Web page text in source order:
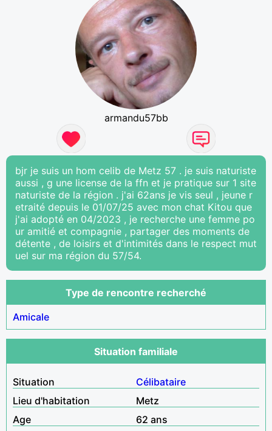
armandu57bb
bjr je suis un hom celib de Metz 57 . je suis naturiste
aussi , g une license de la ffn et je pratique sur 1 site
naturiste de la région . j'ai 62ans je vis seul , jeune r
etraité depuis le 01/07/25 avec mon chat Kitou que
j'ai adopté en 04/2023 , je recherche une femme po
ur amitié et compagnie , partager des moments de
détente , de loisirs et d'intimités dans le respect mut
uel sur ma région du 57/54.
Type de rencontre recherché
Amicale
Situation familiale
Situation
Célibataire
Lieu d'habitation
Metz
Age
62 ans